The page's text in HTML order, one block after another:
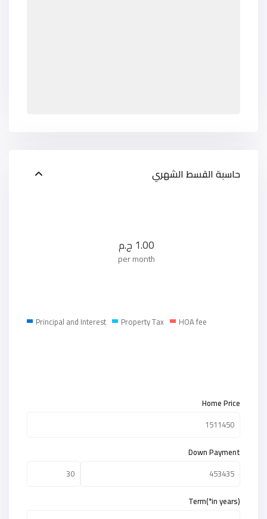
حاسبة القسط الشهري
1.00 ج.م
per month
Principal and Interest Property Tax HOA fee
Home Price
Down Payment
Term(*in years)